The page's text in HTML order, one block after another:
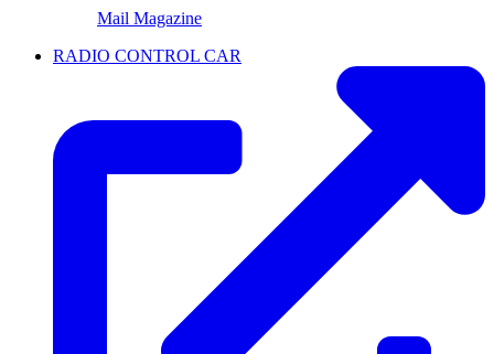
Mail Magazine
RADIO CONTROL CAR